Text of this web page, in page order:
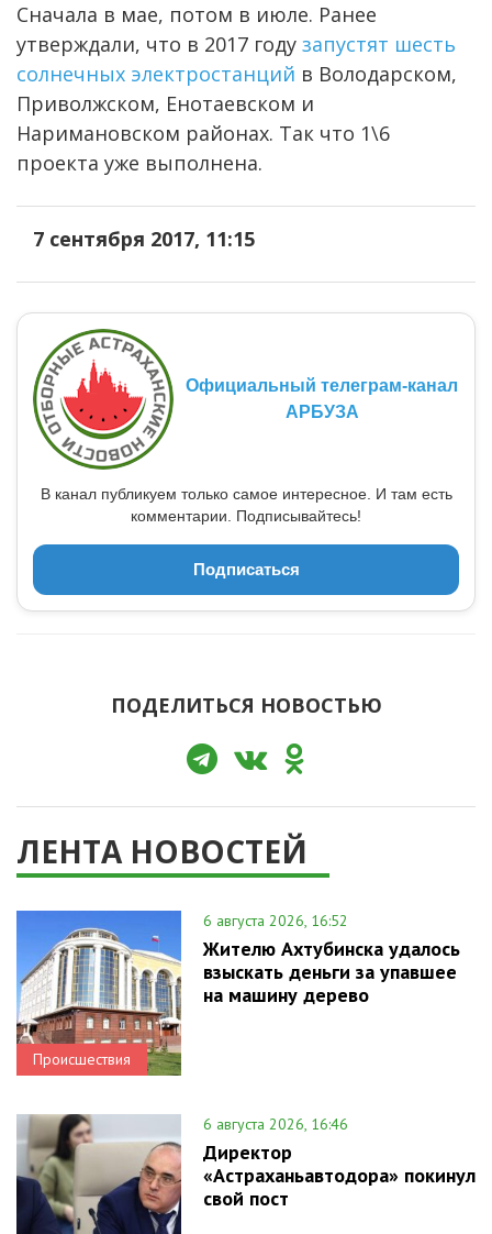
Сначала в мае, потом в июле. Ранее
утверждали, что в 2017 году запустят шесть
солнечных электростанций в Володарском,
Приволжском, Енотаевском и
Наримановском районах. Так что 1\6
проекта уже выполнена.
7 сентября 2017, 11:15
Официальный телеграм-канал
АРБУЗА
В канал публикуем только самое интересное. И там есть
комментарии. Подписывайтесь!
Подписаться
ПОДЕЛИТЬСЯ НОВОСТЬЮ
ЛЕНТА НОВОСТЕЙ
Происшествия
6 августа 2026, 16:52
Жителю Ахтубинска удалось
взыскать деньги за упавшее
на машину дерево
6 августа 2026, 16:46
Директор
«Астраханьавтодора» покинул
свой пост